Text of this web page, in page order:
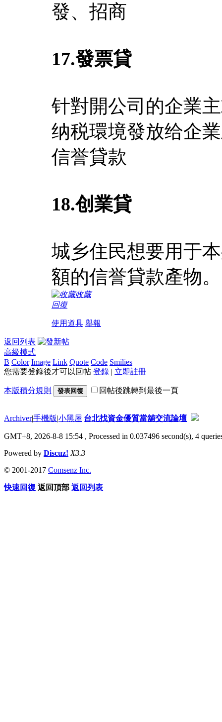
發、招商
17.發票貸
针對開公司的企業
纳税環境發放给企
信誉貸款
18.创業貸
城乡住民想要用于
額的信誉貸款產物。
收藏
回復
使用道具 舉報
返回列表
高級模式
B Color Image Link Quote Code Smilies
您需要登錄後才可以回帖 登錄 | 立即註冊
本版積分規則 發表回復 回帖後跳轉到最後一頁
Archiver|手機版|小黑屋|台北找資金優質當舖交流論壇
GMT+8, 2026-8-8 15:54 , Processed in 0.037496 second(s), 4
Powered by Discuz! X3.3
© 2001-2017 Comsenz Inc.
快速回復 返回頂部 返回列表